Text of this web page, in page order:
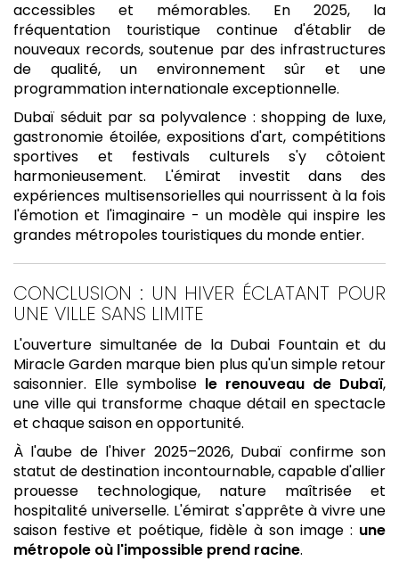
accessibles et mémorables. En 2025, la
fréquentation touristique continue d'établir de
nouveaux records, soutenue par des infrastructures
de qualité, un environnement sûr et une
programmation internationale exceptionnelle.
Dubaï séduit par sa polyvalence : shopping de luxe,
gastronomie étoilée, expositions d'art, compétitions
sportives et festivals culturels s'y côtoient
harmonieusement. L'émirat investit dans des
expériences multisensorielles qui nourrissent à la fois
l'émotion et l'imaginaire - un modèle qui inspire les
grandes métropoles touristiques du monde entier.
CONCLUSION : UN HIVER ÉCLATANT POUR
UNE VILLE SANS LIMITE
L'ouverture simultanée de la Dubai Fountain et du
Miracle Garden marque bien plus qu'un simple retour
saisonnier. Elle symbolise le renouveau de Dubaï,
une ville qui transforme chaque détail en spectacle
et chaque saison en opportunité.
À l'aube de l'hiver 2025–2026, Dubaï confirme son
statut de destination incontournable, capable d'allier
prouesse technologique, nature maîtrisée et
hospitalité universelle. L'émirat s'apprête à vivre une
saison festive et poétique, fidèle à son image : une
métropole où l'impossible prend racine.